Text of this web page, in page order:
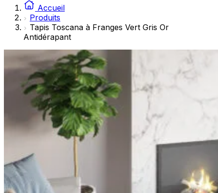
Accueil
Produits
Tapis Toscana à Franges Vert Gris Or
Antidérapant
Les cookies non classés sont des cookies qui sont en